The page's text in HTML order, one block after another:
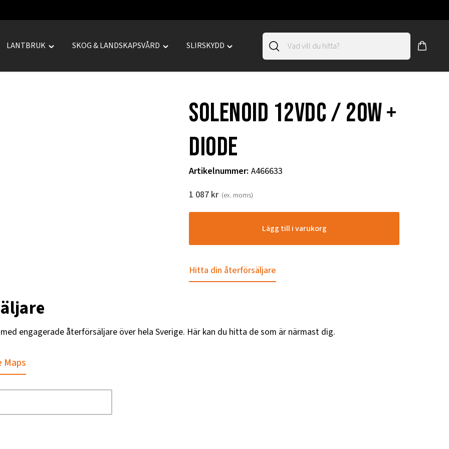
LANTBRUK
Toggle
SKOG & LANDSKAPSVÅRD
Toggle
SLIRSKYDD
Toggle
SOLENOID 12VDC / 20W +
DIODE
Artikelnummer: A466633
1 087 kr (ex. moms)
Lägg till i varukorg
Hitta din återförsäljare
engagerade återförsäljare över hela Sverige. Här kan du hitta de som är närmast dig.
Maps